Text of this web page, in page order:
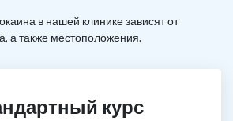
в нашей клинике зависят от
а также местоположения.
курс